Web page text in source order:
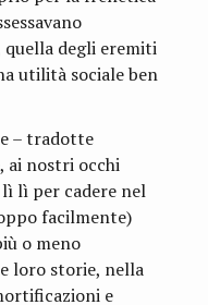
quella degli eremiti
utilità sociale ben
– tradotte
ai nostri occhi
lì lì per cadere nel
facilmente)
o meno
loro storie, nella
e